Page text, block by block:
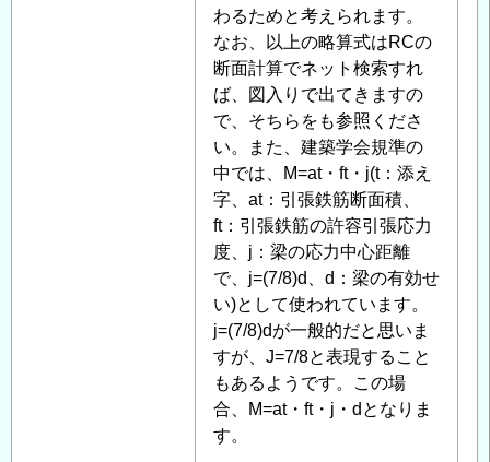
わるためと考えられます。
なお、以上の略算式はRCの
断面計算でネット検索すれ
ば、図入りで出てきますの
で、そちらをも参照くださ
い。また、建築学会規準の
中では、M=at・ft・j(t：添え
字、at：引張鉄筋断面積、
ft：引張鉄筋の許容引張応力
度、j：梁の応力中心距離
で、j=(7/8)d、d：梁の有効せ
い)として使われています。
j=(7/8)dが一般的だと思いま
すが、J=7/8と表現すること
もあるようです。この場
合、M=at・ft・j・dとなりま
す。